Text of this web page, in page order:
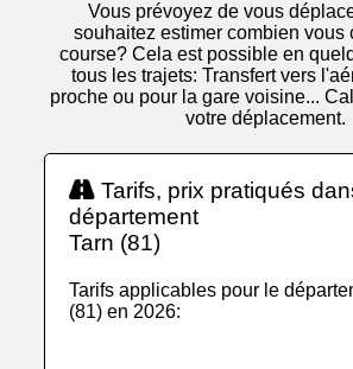
Vous prévoyez de vous
souhaitez estimer combien vous
course? Cela est possible en
tous les trajets: Transfert vers
proche ou pour la gare voisine...
votre déplacement.
Tarifs, prix pratiqués
département
Tarn (81)
Tarifs applicables pour le
(81) en 2026: